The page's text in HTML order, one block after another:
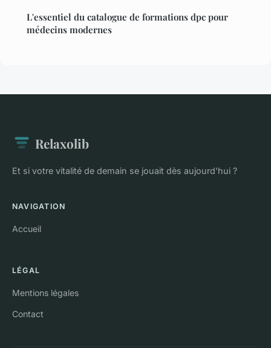
L'essentiel du catalogue de formations dpc pour
médecins modernes
Relaxolib
Et si votre vitalité de demain se jouait dès aujourd'hui ?
NAVIGATION
Accueil
LÉGAL
Mentions légales
Contact